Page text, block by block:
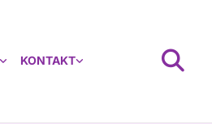
KONTAKT